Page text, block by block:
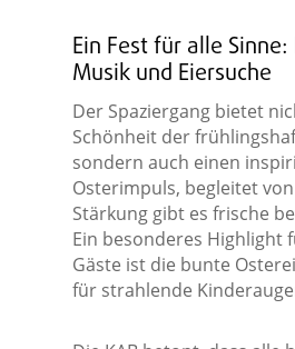
Ein Fest für alle
Musik und Eiersuche
Der Spaziergang bietet
Schönheit der
sondern auch einen
Osterimpuls, begleitet
Stärkung gibt es frische
Ein besonderes Highlight
Gäste ist die bunte
für strahlende